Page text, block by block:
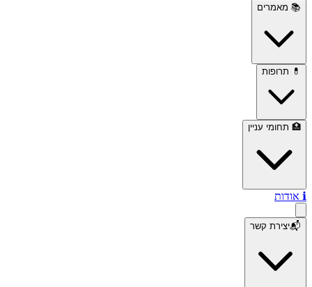
📚 מאמרים
💊 תרופות
🏥 תחומי עניין
ℹ️ אודות
📬יצירת קשר